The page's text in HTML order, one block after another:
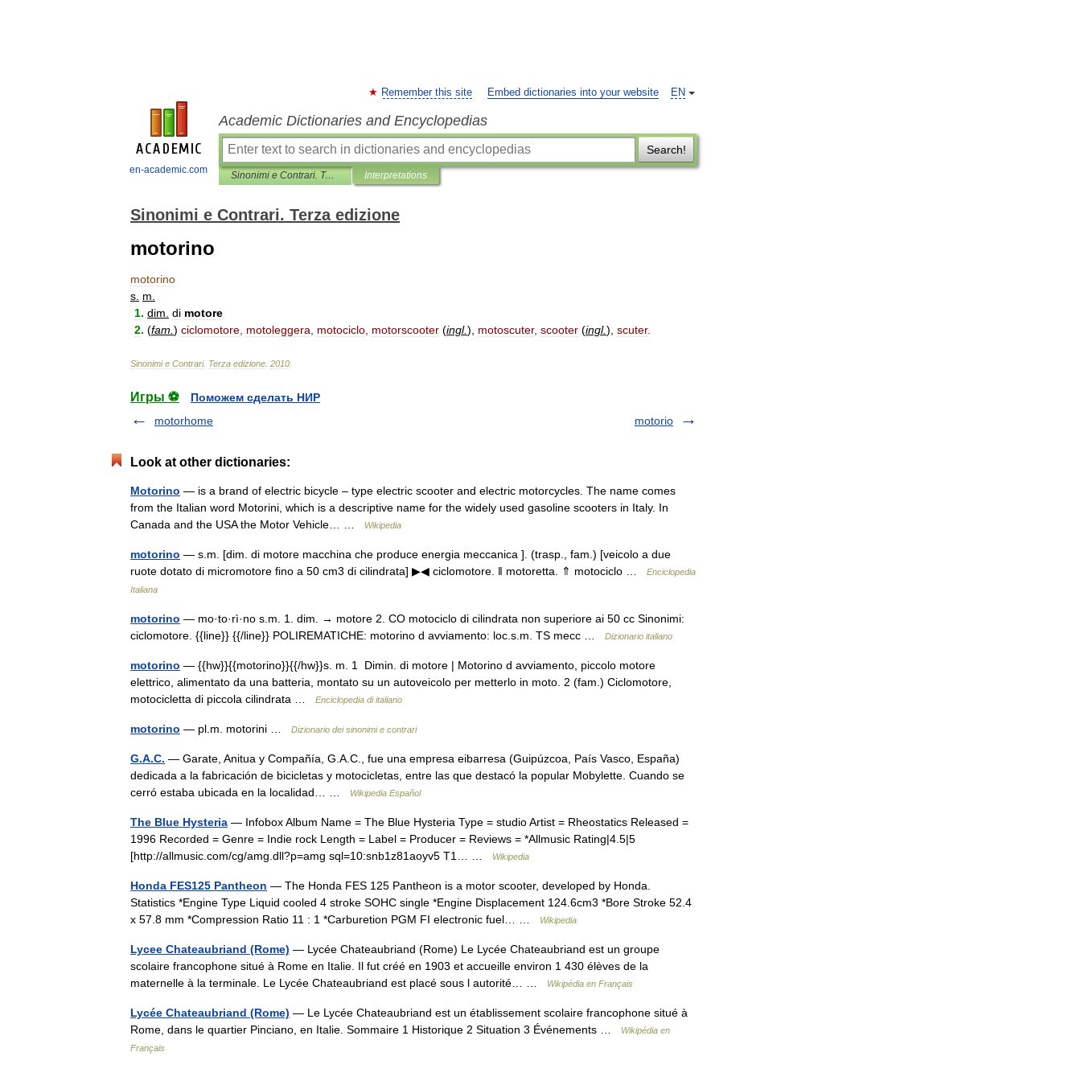
en-academic.com
EN
Remember this site Embed dictionaries into your website
Academic Dictionaries and Encyclopedias
Search!
Sinonimi e Contrari. Terza edizione Interpretations
Sinonimi e Contrari. Terza edizione
motorino
motorino
s m
1. dim di motore
2. (fam ) ciclomotore motoleggera motociclo motorscooter (ingl.) motoscuter, scooter (ingl.) scuter.
Sinonimi e Contrari. Terza edizione 2010
Игры ⚽
Поможем сделать НИР
motorhome
motorio
Look at other dictionaries:
Motorino — is a brand of electric bicycle – type electric scooter and electric motorcycles. The name comes
from the Italian word Motorini, which is a descriptive name for the widely used gasoline scooters in Italy. In
Canada and the USA the Motor Vehicle… …
Wikipedia
motorino — s.m. [dim. di motore macchina che produce energia meccanica ]. (trasp., fam.) [veicolo a due
ruote dotato di micromotore fino a 50 cm3 di cilindrata] ▶◀ ciclomotore. ‖ motoretta. ⇑ motociclo …
Enciclopedia
Italiana
motorino — mo·to·rì·no s.m. 1. dim. → motore 2. CO motociclo di cilindrata non superiore ai 50 cc Sinonimi:
ciclomotore. {{line}} {{/line}} POLIREMATICHE: motorino d avviamento: loc.s.m. TS mecc …
Dizionario italiano
motorino — {{hw}}{{motorino}}{{/hw}}s. m. 1 Dimin. di motore | Motorino d avviamento, piccolo motore
elettrico, alimentato da una batteria, montato su un autoveicolo per metterlo in moto. 2 (fam.) Ciclomotore,
motocicletta di piccola cilindrata …
Enciclopedia di italiano
motorino — pl.m. motorini … Dizionario dei sinonimi e contrari
G.A.C. — Garate, Anitua y Compañía, G.A.C., fue una empresa eibarresa (Guipúzcoa, País Vasco, España)
dedicada a la fabricación de bicicletas y motocicletas, entre las que destacó la popular Mobylette. Cuando se
cerró estaba ubicada en la localidad… …
Wikipedia Español
The Blue Hysteria — Infobox Album Name = The Blue Hysteria Type = studio Artist = Rheostatics Released =
1996 Recorded = Genre = Indie rock Length = Label = Producer = Reviews = *Allmusic Rating|4.5|5
[http://allmusic.com/cg/amg.dll?p=amg sql=10:snb1z81aoyv5 T1… …
Wikipedia
Honda FES125 Pantheon — The Honda FES 125 Pantheon is a motor scooter, developed by Honda.
Statistics *Engine Type Liquid cooled 4 stroke SOHC single *Engine Displacement 124.6cm3 *Bore Stroke 52.4
x 57.8 mm *Compression Ratio 11 : 1 *Carburetion PGM FI electronic fuel… …
Wikipedia
Lycee Chateaubriand (Rome) — Lycée Chateaubriand (Rome) Le Lycée Chateaubriand est un groupe
scolaire francophone situé à Rome en Italie. Il fut créé en 1903 et accueille environ 1 430 élèves de la
maternelle à la terminale. Le Lycée Chateaubriand est placé sous l autorité… …
Wikipédia en Français
Lycée Chateaubriand (Rome) — Le Lycée Chateaubriand est un établissement scolaire francophone situé à
Rome, dans le quartier Pinciano, en Italie. Sommaire 1 Historique 2 Situation 3 Événements …
Wikipédia en
Français